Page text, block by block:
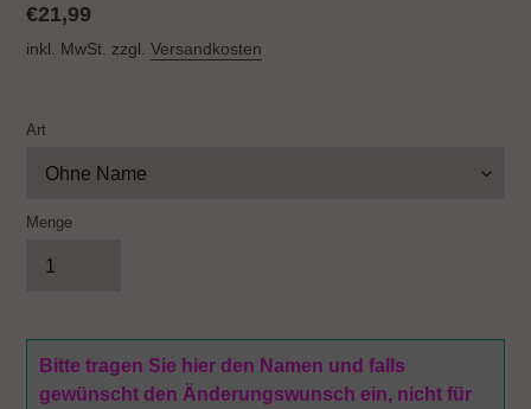
Normaler
Preis
€21,99
inkl. MwSt. zzgl. Versandkosten
Art
Menge
Bitte tragen Sie hier den Namen und falls
gewünscht den Änderungswunsch ein, nicht für